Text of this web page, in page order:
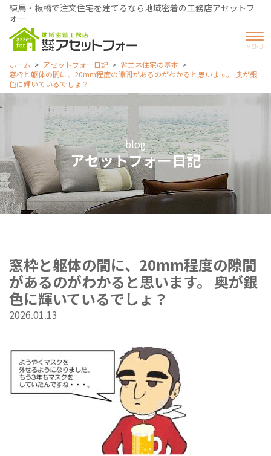
練馬・板橋で注文住宅を建てるなら地域密着の工務店アセットフ
ォー
ホーム アセットフォー日記
省エネ住宅の基本
窓枠と躯体の間に、20mm程度の隙間があるのがわかると思います。 奥が銀
色に輝いているでしょ？
blog
アセットフォー日記
窓枠と躯体の間に、20mm程度の隙間
があるのがわかると思います。 奥が銀
色に輝いているでしょ？
2026.01.13